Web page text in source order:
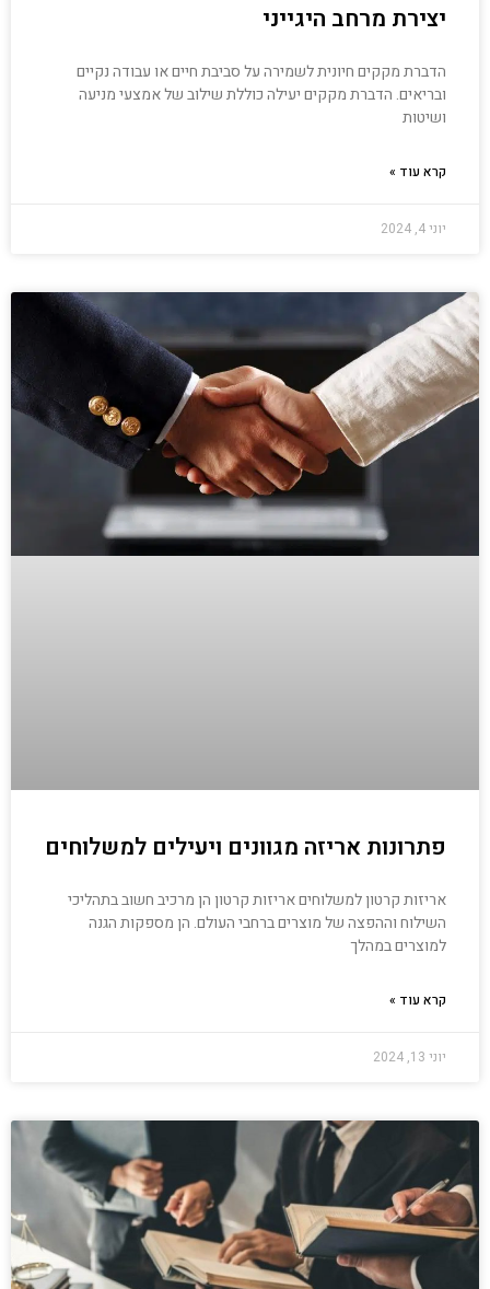
יצירת מרחב היגייני
הדברת מקקים חיונית לשמירה על סביבת חיים או עבודה נקיים
ובריאים. הדברת מקקים יעילה כוללת שילוב של אמצעי מניעה
ושיטות
קרא עוד »
יוני 4, 2024
פתרונות אריזה מגוונים ויעילים למשלוחים
אריזות קרטון למשלוחים אריזות קרטון הן מרכיב חשוב בתהליכי
השילוח וההפצה של מוצרים ברחבי העולם. הן מספקות הגנה
למוצרים במהלך
קרא עוד »
יוני 13, 2024